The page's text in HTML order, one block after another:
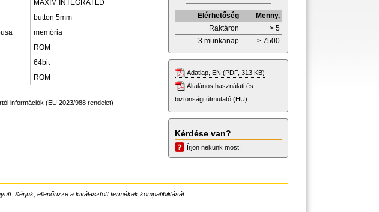
MAXIM INTEGRATED
button 5mm
memória
ROM
64bit
ROM
információk (EU 2023/988 rendelet)
Elérhetőség
Menny.
Raktáron
> 5
3 munkanap
> 7500
Adatlap, EN (PDF, 313 KB)
Általános használati és
biztonsági útmutató (HU)
Kérdése van?
Írjon nekünk most!
Kérjük, ellenőrizze a kiválasztott termékek kompatibilitását.